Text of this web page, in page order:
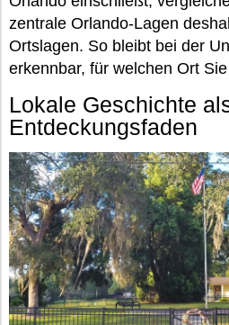
zentrale Orlando-Lagen
Ortslagen. So bleibt bei der
erkennbar, für welchen Ort
Lokale Geschichte
Entdeckungsfaden